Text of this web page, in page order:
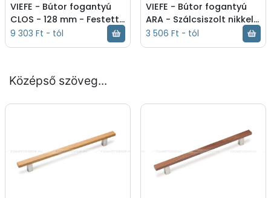
VIEFE - Bútor fogantyú
CLOS - 128 mm - Festett
fekete - Zamak fém
ötvözet - Bútorajtó
fogantyú - 0235128ZM2
9 303 Ft - tól
VIEFE - Bútor fogantyú
ARA - Szálcsiszolt nikkel -
Zamak fém ötvözet -
Több méretben gyártott
3 506 Ft - tól
Középső szöveg...